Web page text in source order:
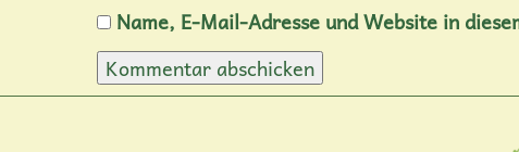
Name, E-Mail-Adresse und Website in